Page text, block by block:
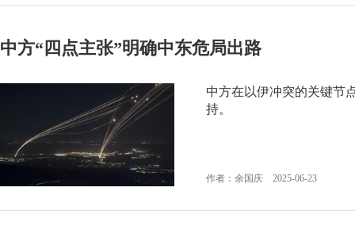
中方“四点主张”明确中东危局出路
中方在以伊冲突的关键节
持。
作者：余国庆 2025-06-23